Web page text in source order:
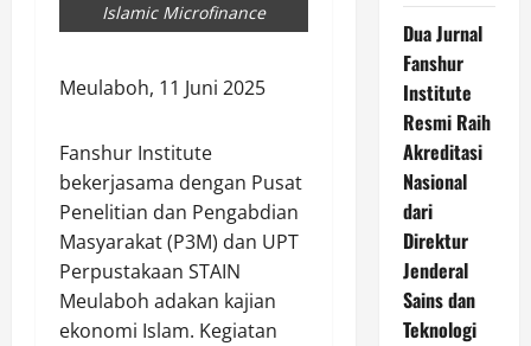
Islamic Microfinance
Meulaboh, 11 Juni 2025
Fanshur Institute
bekerjasama dengan Pusat
Penelitian dan Pengabdian
Masyarakat (P3M) dan UPT
Perpustakaan STAIN
Meulaboh adakan kajian
ekonomi Islam. Kegiatan
Dua Jurnal
Fanshur
Institute
Resmi Raih
Akreditasi
Nasional
dari
Direktur
Jenderal
Sains dan
Teknologi